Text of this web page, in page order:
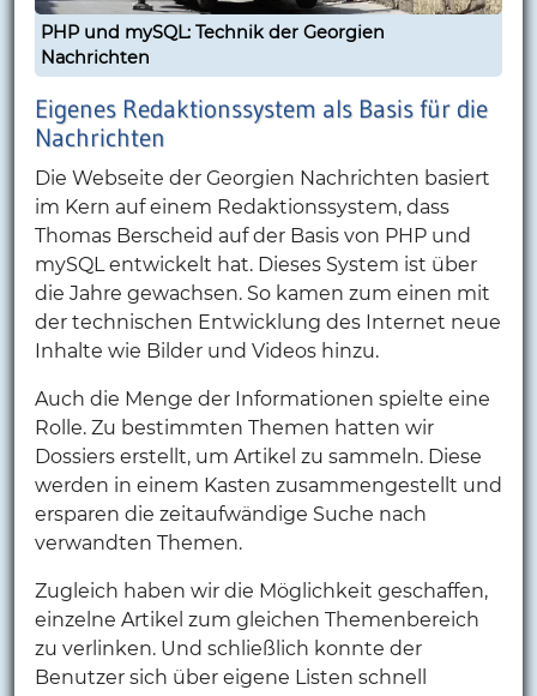
PHP und mySQL: Technik der Georgien
Nachrichten
Eigenes Redaktionssystem als Basis für die
Nachrichten
Die Webseite der Georgien Nachrichten basiert
im Kern auf einem Redaktionssystem, dass
Thomas Berscheid auf der Basis von PHP und
mySQL entwickelt hat. Dieses System ist über
die Jahre gewachsen. So kamen zum einen mit
der technischen Entwicklung des Internet neue
Inhalte wie Bilder und Videos hinzu.
Auch die Menge der Informationen spielte eine
Rolle. Zu bestimmten Themen hatten wir
Dossiers erstellt, um Artikel zu sammeln. Diese
werden in einem Kasten zusammengestellt und
ersparen die zeitaufwändige Suche nach
verwandten Themen.
Zugleich haben wir die Möglichkeit geschaffen,
einzelne Artikel zum gleichen Themenbereich
zu verlinken. Und schließlich konnte der
Benutzer sich über eigene Listen schnell